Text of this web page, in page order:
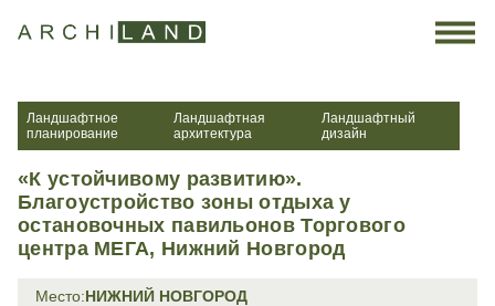
Ландшафтное
планирование
Ландшафтная
архитектура
Ландшафтный
дизайн
«К устойчивому развитию».
Благоустройство зоны отдыха у
остановочных павильонов Торгового
центра МЕГА, Нижний Новгород
Место:НИЖНИЙ НОВГОРОД
Задать вопрос ×
ТЕЛЕФОН*
×
Отправить резюме ×
ТЕЛЕФОН*